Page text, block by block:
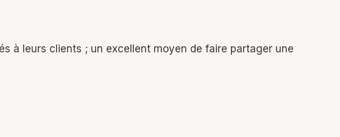
à leurs clients ; un excellent moyen de faire partager une